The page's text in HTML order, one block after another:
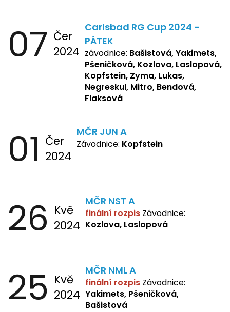
Žbánková, Bašistová Beáta,
Yakimets, Pšeničková Vanesa,
Kozlova Nelly, Laslopová B.,
Kopfstein, Lukas, Negreskul ,
Mitro, Bendová, Flaksová
07 Čer
2024
Carlsbad RG Cup 2024 -
PÁTEK
závodnice: Bašistová, Yakimets,
Pšeničková, Kozlova, Laslopová,
Kopfstein, Zyma, Lukas,
Negreskul, Mitro, Bendová,
Flaksová
01 Čer
2024
MČR JUN A
Závodnice: Kopfstein
26 Kvě
2024
MČR NST A
finální rozpis Závodnice:
Kozlova, Laslopová
25 Kvě
2024
MČR NML A
finální rozpis Závodnice:
Yakimets, Pšeničková,
Bašistová